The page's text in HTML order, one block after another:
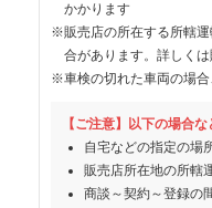
かかります
※販売店の所在する所轄運
合があります。詳しく
※車検の切れた車両の場
【ご注意】以下の場合
自宅などの指定の場
販売店所在地の所轄
商談～契約～登録の